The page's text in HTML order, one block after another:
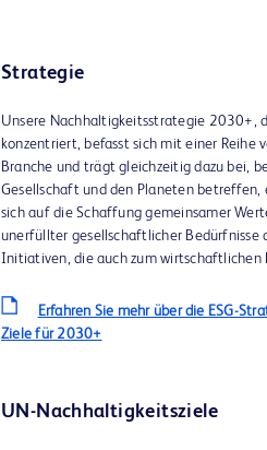
Strategie
Unsere Nachhaltigkeitsstrategie 2030+,
konzentriert, befasst sich mit einer Reihe
Branche und trägt gleichzeitig dazu bei,
Gesellschaft und den Planeten betreffen,
sich auf die Schaffung gemeinsamer
unerfüllter gesellschaftlicher Bedürfnisse
Initiativen, die auch zum wirtschaftlichen
Erfahren Sie mehr über die ESG-
Ziele für 2030+
UN-Nachhaltigkeitsziele